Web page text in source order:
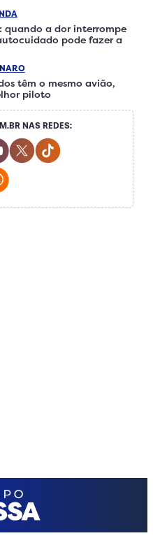
quando a dor interrompe
pode fazer a
têm o mesmo avião,
piloto
NAS REDES:
Social Media
Social Media
Youtube Social Media
Twitter Social Media
Tiktok Social
Whatsapp Social Media